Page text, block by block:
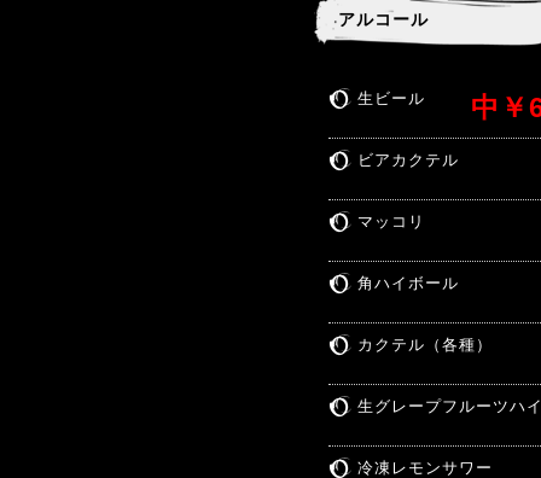
アルコール
生ビール 中
ビアカクテル
マッコリ
角ハイボール
カクテル（各種）
生グレープフルーツハ
冷凍レモンサワー